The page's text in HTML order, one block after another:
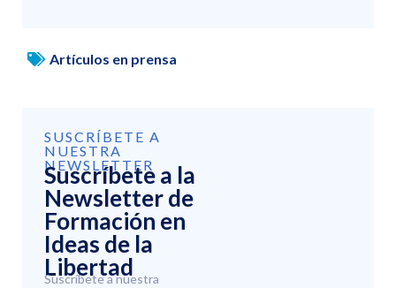
Artículos en prensa
SUSCRÍBETE A
NUESTRA
NEWSLETTER
Suscríbete a la
Newsletter de
Formación en
Ideas de la
Libertad
Suscríbete a nuestra